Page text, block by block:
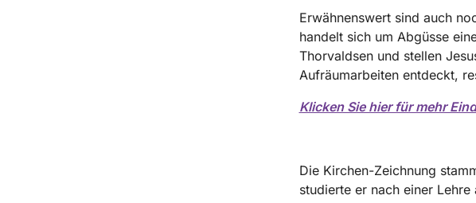
Erwähnenswert sind auch
handelt sich um Abgüsse
Thorvaldsen und stellen
Aufräumarbeiten entdeckt,
Klicken Sie hier für mehr
Die Kirchen-Zeichnung
studierte er nach einer